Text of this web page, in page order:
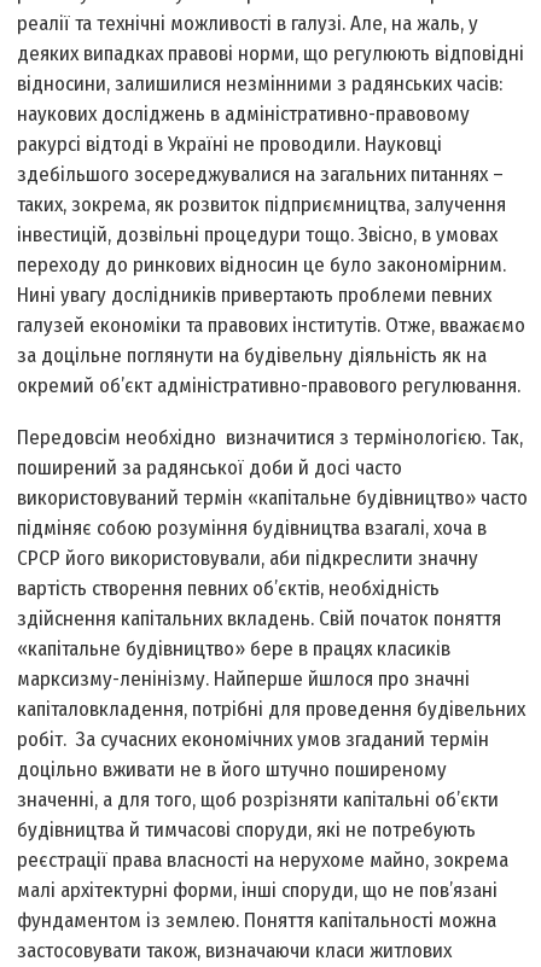
реалії та технічні можливості в галузі. Але, на жаль, у
деяких випадках правові норми, що регулюють відповідні
відносини, залишилися незмінними з радянських часів:
наукових досліджень в адміністративно-правовому
ракурсі відтоді в Україні не проводили. Науковці
здебільшого зосереджувалися на загальних питаннях –
таких, зокрема, як розвиток підприємництва, залучення
інвестицій, дозвільні процедури тощо. Звісно, в умовах
переходу до ринкових відносин це було закономірним.
Нині увагу дослідників привертають проблеми певних
галузей економіки та правових інститутів. Отже, вважаємо
за доцільне поглянути на будівельну діяльність як на
окремий об’єкт адміністративно-правового регулювання.
Передовсім необхідно визначитися з термінологією. Так,
поширений за радянської доби й досі часто
використовуваний термін «капітальне будівництво» часто
підміняє собою розуміння будівництва взагалі, хоча в
СРСР його використовували, аби підкреслити значну
вартість створення певних об’єктів, необхідність
здійснення капітальних вкладень. Свій початок поняття
«капітальне будівництво» бере в працях класиків
марксизму-ленінізму. Найперше йшлося про значні
капіталовкладення, потрібні для проведення будівельних
робіт. За сучасних економічних умов згаданий термін
доцільно вживати не в його штучно поширеному
значенні, а для того, щоб розрізняти капітальні об’єкти
будівництва й тимчасові споруди, які не потребують
реєстрації права власності на нерухоме майно, зокрема
малі архітектурні форми, інші споруди, що не пов’язані
фундаментом із землею. Поняття капітальності можна
застосовувати також, визначаючи класи житлових